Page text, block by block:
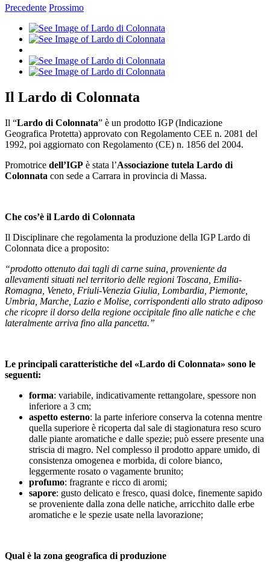
Precedente Prossimo
Ingrandisci
immagine
Il Lardo di Colonnata
Il “Lardo di Colonnata” è un prodotto IGP (Indicazione
Geografica Protetta) approvato con Regolamento CEE n. 2081 del
1992, poi aggiornato con Regolamento (CE) n. 1856 del 2004.
Promotrice dell’IGP è stata l’Associazione tutela Lardo di
Colonnata con sede a Carrara in provincia di Massa.
Che cos’è il Lardo di Colonnata
Il Disciplinare che regolamenta la produzione della IGP Lardo di
Colonnata dice a proposito:
“prodotto ottenuto dai tagli di carne suina, proveniente da
allevamenti situati nel territorio delle regioni Toscana, Emilia-
Romagna, Veneto, Friuli-Venezia Giulia, Lombardia, Piemonte,
Umbria, Marche, Lazio e Molise, corrispondenti allo strato adiposo
che ricopre il dorso della regione occipitale fino alle natiche e che
lateralmente arriva fino alla pancetta.”
Le principali caratteristiche del «Lardo di Colonnata» sono le
seguenti:
forma: variabile, indicativamente rettangolare, spessore non
inferiore a 3 cm;
aspetto esterno: la parte inferiore conserva la cotenna mentre
quella superiore è ricoperta dal sale di stagionatura reso scuro
dalle piante aromatiche e dalle spezie; può essere presente una
striscia di magro. Nel complesso il prodotto appare umido, di
consistenza omogenea e morbida, di colore bianco,
leggermente rosato o vagamente brunito;
profumo: fragrante e ricco di aromi;
sapore: gusto delicato e fresco, quasi dolce, finemente sapido
se proveniente dalla zona delle natiche, arricchito dalle erbe
aromatiche e le spezie usate nella lavorazione;
Qual è la zona geografica di produzione